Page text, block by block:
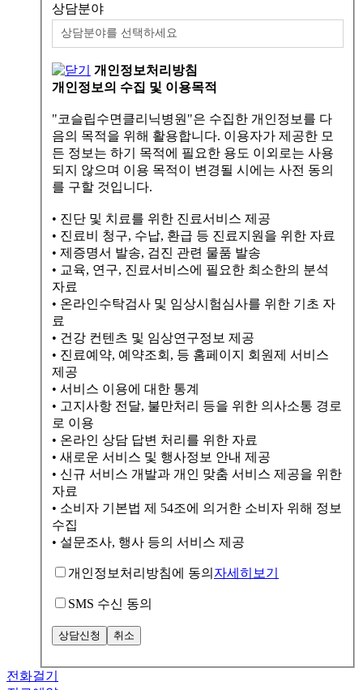
상담분야
개인정보처리방침
개인정보의 수집 및 이용목적
"코슬립수면클리닉병원"은 수집한 개인정보를 다
음의 목적을 위해 활용합니다. 이용자가 제공한 모
든 정보는 하기 목적에 필요한 용도 이외로는 사용
되지 않으며 이용 목적이 변경될 시에는 사전 동의
를 구할 것입니다.
• 진단 및 치료를 위한 진료서비스 제공
• 진료비 청구, 수납, 환급 등 진료지원을 위한 자료
• 제증명서 발송, 검진 관련 물품 발송
• 교육, 연구, 진료서비스에 필요한 최소한의 분석
자료
• 온라인수탁검사 및 임상시험심사를 위한 기초 자
료
• 건강 컨텐츠 및 임상연구정보 제공
• 진료예약, 예약조회, 등 홈페이지 회원제 서비스
제공
• 서비스 이용에 대한 통계
• 고지사항 전달, 불만처리 등을 위한 의사소통 경로
로 이용
• 온라인 상담 답변 처리를 위한 자료
• 새로운 서비스 및 행사정보 안내 제공
• 신규 서비스 개발과 개인 맞춤 서비스 제공을 위한
자료
• 소비자 기본법 제 54조에 의거한 소비자 위해 정보
수집
• 설문조사, 행사 등의 서비스 제공
개인정보처리방침에 동의 자세히보기
SMS 수신 동의
전화걸기